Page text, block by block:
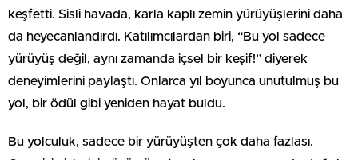
keşfetti. Sisli havada, karla kaplı zemin yürüyüşlerini daha
da heyecanlandırdı. Katılımcılardan biri, “Bu yol sadece
yürüyüş değil, aynı zamanda içsel bir keşif!” diyerek
deneyimlerini paylaştı. Onlarca yıl boyunca unutulmuş bu
yol, bir ödül gibi yeniden hayat buldu.
Bu yolculuk, sadece bir yürüyüşten çok daha fazlası.